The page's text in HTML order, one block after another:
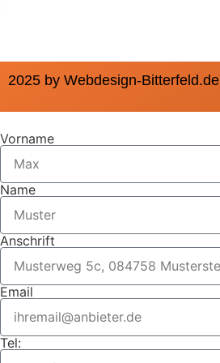
2025 by Webdesign-Bitterfeld.de
Vorname
Name
Anschrift
Email
Tel: